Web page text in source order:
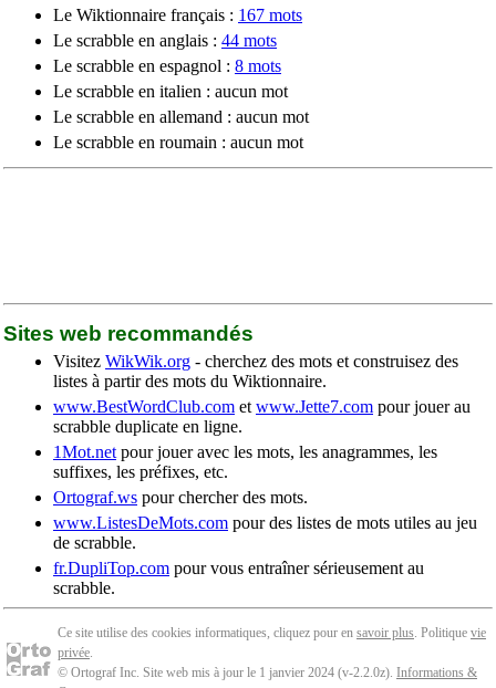
Le Wiktionnaire français : 167 mots
Le scrabble en anglais : 44 mots
Le scrabble en espagnol : 8 mots
Le scrabble en italien : aucun mot
Le scrabble en allemand : aucun mot
Le scrabble en roumain : aucun mot
Sites web recommandés
Visitez WikWik.org - cherchez des mots et construisez des
listes à partir des mots du Wiktionnaire.
www.BestWordClub.com et www.Jette7.com pour jouer au
scrabble duplicate en ligne.
1Mot.net pour jouer avec les mots, les anagrammes, les
suffixes, les préfixes, etc.
Ortograf.ws pour chercher des mots.
www.ListesDeMots.com pour des listes de mots utiles au jeu
de scrabble.
fr.DupliTop.com pour vous entraîner sérieusement au
scrabble.
Ce site utilise des cookies informatiques, cliquez pour en savoir plus. Politique vie
privée.
© Ortograf Inc. Site web mis à jour le 1 janvier 2024 (v-2.2.0z). Informations &